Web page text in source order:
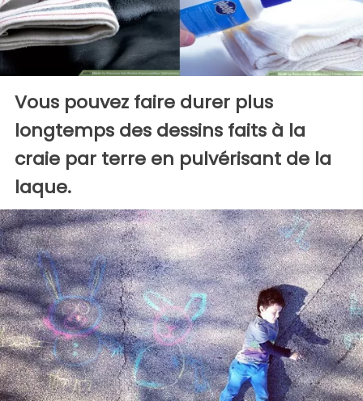
Vous pouvez faire durer plus
longtemps des dessins faits à la
craie par terre en pulvérisant de la
laque.